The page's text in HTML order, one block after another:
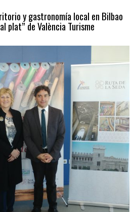
y gastronomía local en Bilbao
plat” de València Turisme